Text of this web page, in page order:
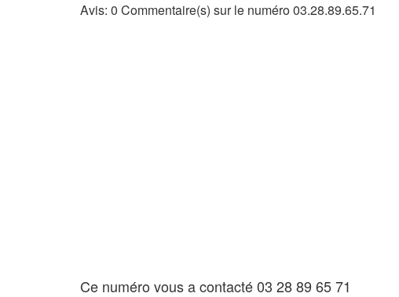
Avis: 0 Commentaire(s) sur le numéro 03.28.89.65.71
Ce numéro vous a contacté 03 28 89 65 71